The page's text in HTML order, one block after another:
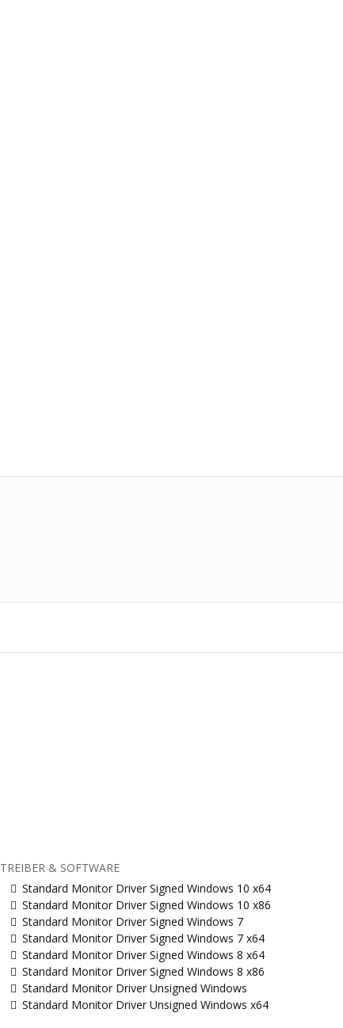
TREIBER & SOFTWARE
Standard Monitor Driver Signed Windows 10 x64
Standard Monitor Driver Signed Windows 10 x86
Standard Monitor Driver Signed Windows 7
Standard Monitor Driver Signed Windows 7 x64
Standard Monitor Driver Signed Windows 8 x64
Standard Monitor Driver Signed Windows 8 x86
Standard Monitor Driver Unsigned Windows
Standard Monitor Driver Unsigned Windows x64